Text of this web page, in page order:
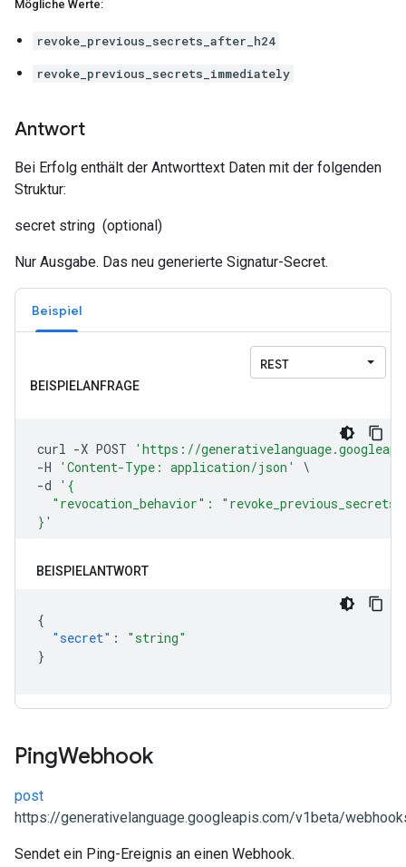
Mögliche Werte:
revoke_previous_secrets_after_h24
revoke_previous_secrets_immediately
Antwort
Bei Erfolg enthält der Antworttext Daten mit der folgenden
Struktur:
secret string (optional)
Nur Ausgabe. Das neu generierte Signatur-Secret.
Beispiel
BEISPIELANTWORT
{
"secret" :
"string"
}
PingWebhook
post
https://generativelanguage.googleapis.com/v1beta/
Sendet ein Ping-Ereignis an einen Webhook.